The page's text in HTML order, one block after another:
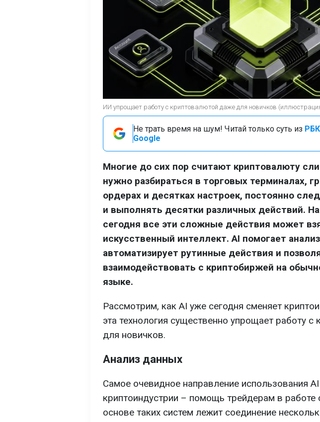
ИИ упрощает работу с криптовалютой даже для новичков
Не трать время на шум! Читай только суть из
Google
Многие до сих пор считают криптовалюту
нужно разбираться в торговых терминалах,
ордерах и десятках настроек, постоянно
и выполнять десятки различных действий.
сегодня все эти сложные действия может
искусственный интеллект. AI помогает
автоматизирует рутинные действия и
взаимодействовать с криптобиржей на
языке.
Рассмотрим, как AI уже сегодня сменяет
эта технология существенно упрощает работу с
для новичков.
Анализ данных
Самое очевидное направление использования
криптоиндустрии – помощь трейдерам в работе
основе таких систем лежит соединение